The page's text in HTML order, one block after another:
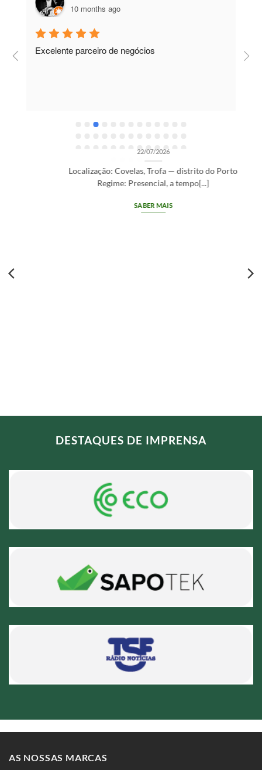
10 months ago
Excelente parceiro de negócios
OPORTUNIDADES DE RECRUTAMENTO SEM CATEGORIA
22/07/2026
Localização: Covelas, Trofa — distrito do Porto
Regime: Presencial, a tempo[...]
SABER MAIS
DESTAQUES DE IMPRENSA
AS NOSSAS MARCAS